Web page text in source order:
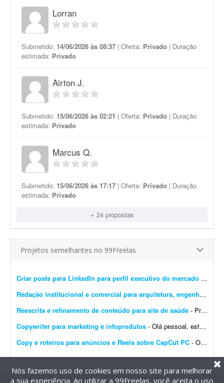
Lorran
Submetido: 14/06/2026 às 08:37 | Oferta: Privado | Duração
estimada: Privado
Airton J.
Submetido: 15/06/2026 às 02:21 | Oferta: Privado | Duração
estimada: Privado
Marcus Q.
Submetido: 15/06/2026 às 17:17 | Oferta: Privado | Duração
estimada: Privado
+ 24 propostas
Projetos semelhantes no 99Freelas
Criar posts para LinkedIn para perfil executivo do mercado financeiro
Redação institucional e comercial para arquitetura, engenharia e construção
Reescrita e refinamento de conteúdo para site de saúde - Precisamos reescrever o conteúdo do novo site de um cliente das áreas de tecnologia e saúde, tornando o posicionamento mais atrativo e alinhado ao público-alvo. Ao todo...
Copywriter para marketing e infoprodutos - Olá pessoal, estou em busca de um copywriter com foco em marketing e infoprodutos. Trabalho a ser feito: - Analisar e criar novas versões de copys para landing pages. - Analisar e c...
Copy e roteiros para anúncios e Reels sobre CapCut PC - Olá! Preciso gravar vídeos para Reels e anúncios de 30 a 50 segundos e VSL de 5 minutos, porém não tenho tempo para estudar os roteiros e os formatos que est&ati...
Nós fazemos uso de cookies em nosso site para melhorar
a sua experiência. Ao utilizar a 99Freelas, você aceita o uso